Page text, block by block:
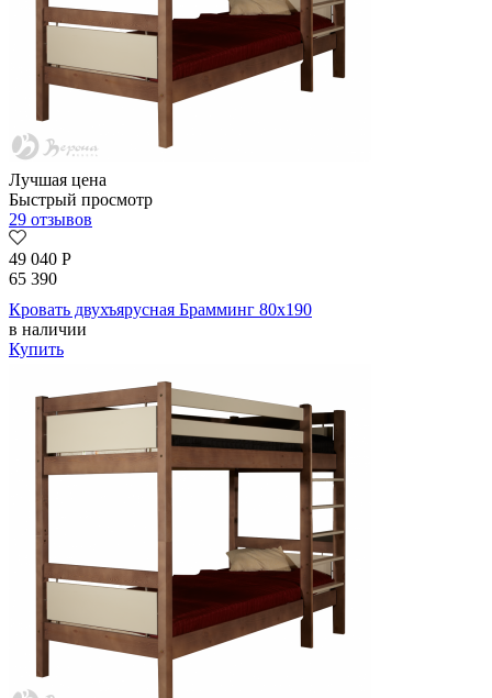
Лучшая цена
Быстрый просмотр
29 отзывов
49 040 Р
65 390
Кровать двухъярусная Брамминг 80х190
в наличии
Купить